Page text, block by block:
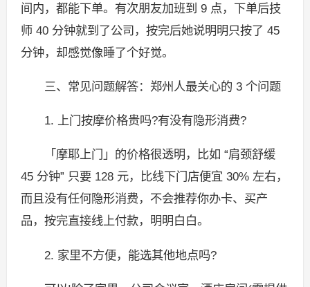
间内，都能下单。有次朋友加班到 9 点，下单后技
师 40 分钟就到了公司，按完后她说明明只按了 45
分钟，却感觉像睡了个好觉。
三、常见问题解答：郑州人最关心的 3 个问题
1. 上门按摩价格贵吗?有没有隐形消费?
「摩耶上门」的价格很透明，比如 “肩颈舒缓
45 分钟” 只要 128 元，比线下门店便宜 30% 左右，
而且没有任何隐形消费，不会推荐你办卡、买产
品，按完直接线上付款，明明白白。
2. 家里不方便，能选其他地点吗?